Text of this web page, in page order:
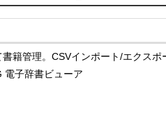
籍管理。CSVインポート/エクスポ
電子辞書ビューア